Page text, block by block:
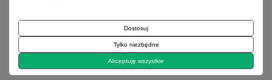
2011, tom 20, zeszyt 1
Dostosuj
Tylko niezbędne
Akceptuję wszystkie